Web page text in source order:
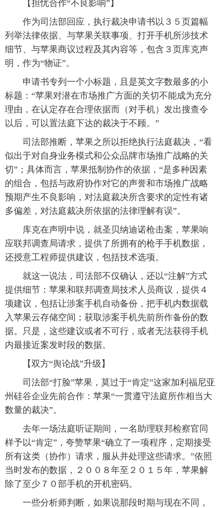
【担忧合作“不良影响”】
作为司法部回应，执行裁决申请书以３５页篇幅
列举法律依据、与苹果关联事项、打开手机所涉技术
细节、与苹果商议过程及其内容等，包含３页库克声
明，作为“物证”。
申请书专列一个小标题，且是英文字数最多的小
标题：“苹果对潜在市场推广方面的关切不能成为充分
理由，在认定存在合理依据而（对手机）发出搜查令
以后，可以置法庭下达的裁决于不顾。”
司法部推断，苹果之所以拒绝执行法庭裁决，“看
似出于对自身业务模式和公众品牌市场推广战略的关
切”；具体而言，苹果抵制协作的依据，“是多种因素
的组合，包括与政府协作对它的声誉和市场推广战略
预期产生不良影响，对法庭裁决所含要求的定性有诸
多偏差，对法庭裁决所依据的法律理解有误”。
库克在声明中说，就圣贝纳迪诺枪击案，苹果响
应联邦调查局请求，提供了所拥有的枪手手机数据，
还授意工程师提供建议，包括技术选项。
就这一说法，司法部不仅确认，还以“注解”方式
提供细节：苹果和联邦调查局技术人员商议，提供４
项建议，包括让涉案手机自动备份，把手机内数据载
入苹果云存储空间；获取涉案手机先前所作备份的数
据。只是，这些建议或者不可行，或者无法获得手机
内最接近案发时段的数据。
【双方“舆论战”升级】
司法部“打脸”苹果，莫过于“肯定”这家加利福尼亚
州硅谷企业先前合作：苹果“一贯遵守法庭所作相当大
数量的裁决”。
去年一场法庭听证期间，一名助理联邦检察官同
样予以“肯定”，夸赞苹果“确立了一项程序，定期接受
所有这类（协作）请求，服从并处理这些请求。”依照
当时发布的数据，２００８年至２０１５年，苹果解
除了至少７０部手机的开机密码。
一些分析师判断，如果说那段时期与现在不同，